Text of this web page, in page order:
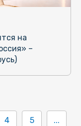
на
–
4 5 ...